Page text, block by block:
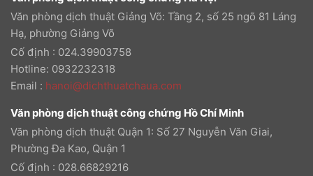
Văn phòng dịch thuật Giảng Võ: Tầng 2, số 25 ngõ 81 Láng
Hạ, phường Giảng Võ
Cố định : 024.39903758
Hotline: 0932232318
Email : hanoi@dichthuatchaua.com
Văn phòng dịch thuật công chứng Hồ Chí Minh
Văn phòng dịch thuật Quận 1: Số 27 Nguyễn Văn Giai,
Phường Đa Kao, Quận 1
Cố định : 028.66829216